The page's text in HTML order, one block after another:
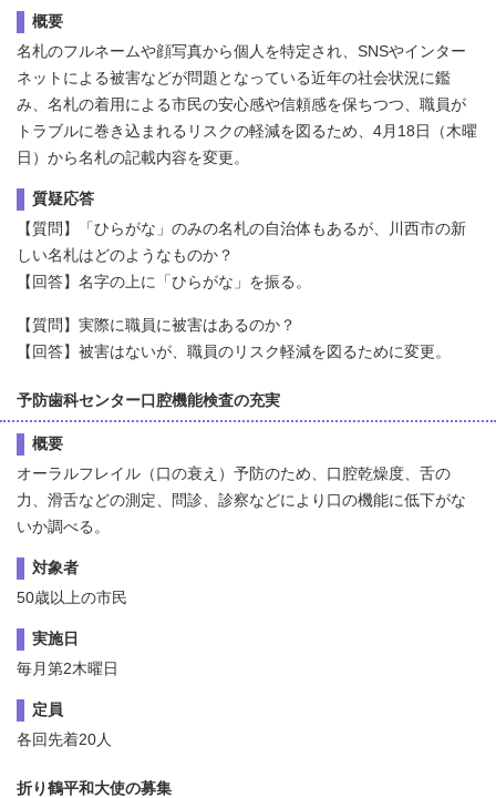
概要
名札のフルネームや顔写真から個人を特定され、SNSやインター
ネットによる被害などが問題となっている近年の社会状況に鑑
み、名札の着用による市民の安心感や信頼感を保ちつつ、職員が
トラブルに巻き込まれるリスクの軽減を図るため、4月18日（木曜
日）から名札の記載内容を変更。
質疑応答
【質問】「ひらがな」のみの名札の自治体もあるが、川西市の新
しい名札はどのようなものか？
【回答】名字の上に「ひらがな」を振る。
【質問】実際に職員に被害はあるのか？
【回答】被害はないが、職員のリスク軽減を図るために変更。
予防歯科センター口腔機能検査の充実
概要
オーラルフレイル（口の衰え）予防のため、口腔乾燥度、舌の
力、滑舌などの測定、問診、診察などにより口の機能に低下がな
いか調べる。
対象者
50歳以上の市民
実施日
毎月第2木曜日
定員
各回先着20人
折り鶴平和大使の募集